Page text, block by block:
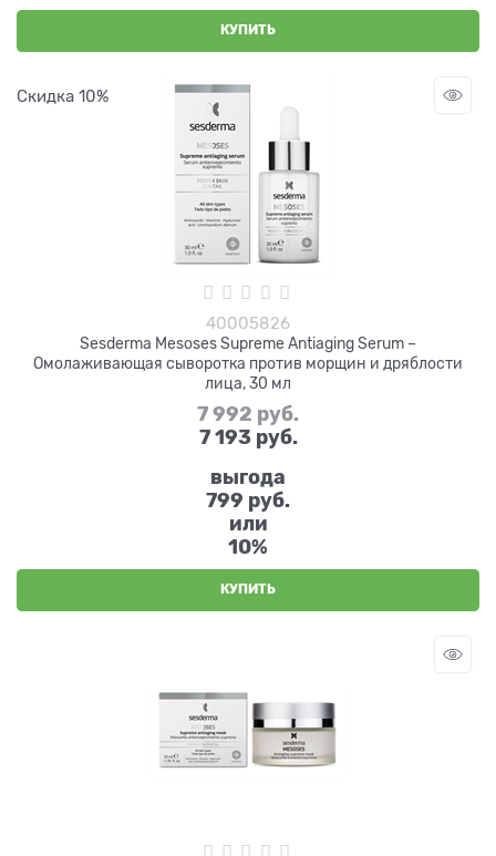
КУПИТЬ
Скидка 10%
40005826
Sesderma Mesoses Supreme Antiaging Serum –
Омолаживающая сыворотка против морщин и дряблости
лица, 30 мл
7 992 руб.
7 193 руб.
выгода
799 руб.
или
10%
КУПИТЬ